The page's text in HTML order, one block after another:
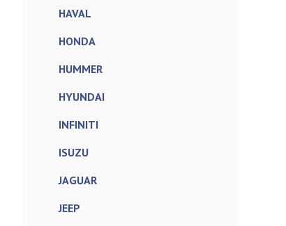
HAVAL
HONDA
HUMMER
HYUNDAI
INFINITI
ISUZU
JAGUAR
JEEP